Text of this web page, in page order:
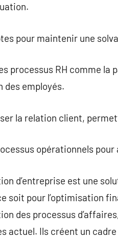
pour maintenir une
processus RH comme la
des employés.
la relation client,
opérationnels
d’entreprise est une
soit pour l’optimisation
des processus
actuel. Ils créent un